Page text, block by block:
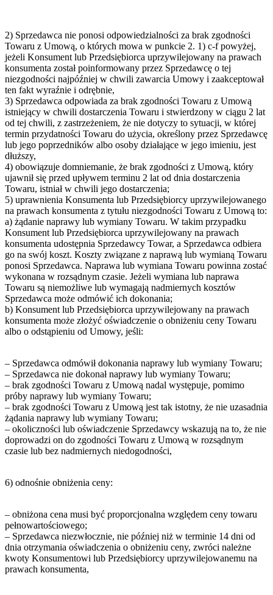
2) Sprzedawca nie ponosi odpowiedzialności za brak zgodności
Towaru z Umową, o których mowa w punkcie 2. 1) c-f powyżej,
jeżeli Konsument lub Przedsiębiorca uprzywilejowany na prawach
konsumenta został poinformowany przez Sprzedawcę o tej
niezgodności najpóźniej w chwili zawarcia Umowy i zaakceptował
ten fakt wyraźnie i odrębnie,
3) Sprzedawca odpowiada za brak zgodności Towaru z Umową
istniejący w chwili dostarczenia Towaru i stwierdzony w ciągu 2 lat
od tej chwili, z zastrzeżeniem, że nie dotyczy to sytuacji, w której
termin przydatności Towaru do użycia, określony przez Sprzedawcę
lub jego poprzedników albo osoby działające w jego imieniu, jest
dłuższy,
4) obowiązuje domniemanie, że brak zgodności z Umową, który
ujawnił się przed upływem terminu 2 lat od dnia dostarczenia
Towaru, istniał w chwili jego dostarczenia;
5) uprawnienia Konsumenta lub Przedsiębiorcy uprzywilejowanego
na prawach konsumenta z tytułu niezgodności Towaru z Umową to:
a) żądanie naprawy lub wymiany Towaru. W takim przypadku
Konsument lub Przedsiębiorca uprzywilejowany na prawach
konsumenta udostępnia Sprzedawcy Towar, a Sprzedawca odbiera
go na swój koszt. Koszty związane z naprawą lub wymianą Towaru
ponosi Sprzedawca. Naprawa lub wymiana Towaru powinna zostać
wykonana w rozsądnym czasie. Jeżeli wymiana lub naprawa
Towaru są niemożliwe lub wymagają nadmiernych kosztów
Sprzedawca może odmówić ich dokonania;
b) Konsument lub Przedsiębiorca uprzywilejowany na prawach
konsumenta może złożyć oświadczenie o obniżeniu ceny Towaru
albo o odstąpieniu od Umowy, jeśli:
– Sprzedawca odmówił dokonania naprawy lub wymiany Towaru;
– Sprzedawca nie dokonał naprawy lub wymiany Towaru;
– brak zgodności Towaru z Umową nadal występuje, pomimo
próby naprawy lub wymiany Towaru;
– brak zgodności Towaru z Umową jest tak istotny, że nie uzasadnia
żądania naprawy lub wymiany Towaru;
– okoliczności lub oświadczenie Sprzedawcy wskazują na to, że nie
doprowadzi on do zgodności Towaru z Umową w rozsądnym
czasie lub bez nadmiernych niedogodności,
6) odnośnie obniżenia ceny:
– obniżona cena musi być proporcjonalna względem ceny towaru
pełnowartościowego;
– Sprzedawca niezwłocznie, nie później niż w terminie 14 dni od
dnia otrzymania oświadczenia o obniżeniu ceny, zwróci należne
kwoty Konsumentowi lub Przedsiębiorcy uprzywilejowanemu na
prawach konsumenta,